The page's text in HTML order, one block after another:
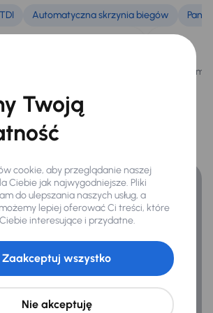
bagażnik
LED
Automatyczna skrzynia biegów
Istnieje
Tak Nie
Twoją
cookie, aby przeglądanie naszej
Ciebie jak najwygodniejsze. Pliki
do ulepszania naszych usług, a
lepiej oferować Ci treści, które
interesujące i przydatne.
Nie akceptuję
Zaakceptuj wszystko